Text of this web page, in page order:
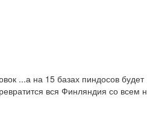
...а на 15 базах пиндосов
вся Финляндия со